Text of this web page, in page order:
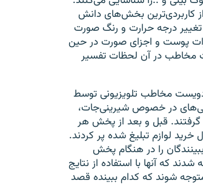
کاربردی‌ترین بخش‌های دانش
درجه حرارت و رنگ صورت
پوست و اجزای صورت در حین
مخاطب در آن لحظات تفسیر
مخاطب تلویزیونی توسط
در خصوص شیرینی‌جات،
گرفتند. قبل و بعد از پخش هر
لوازم تبلیغ شده پر کردند.
را در هنگام پخش
که آنها با استفاده از نتایج
شوند که کدام ببینده قصد